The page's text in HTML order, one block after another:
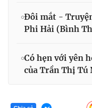
Đôi mắt -
Phi Hải (Bình
Có hẹn với yên
của Trần Thị Tú